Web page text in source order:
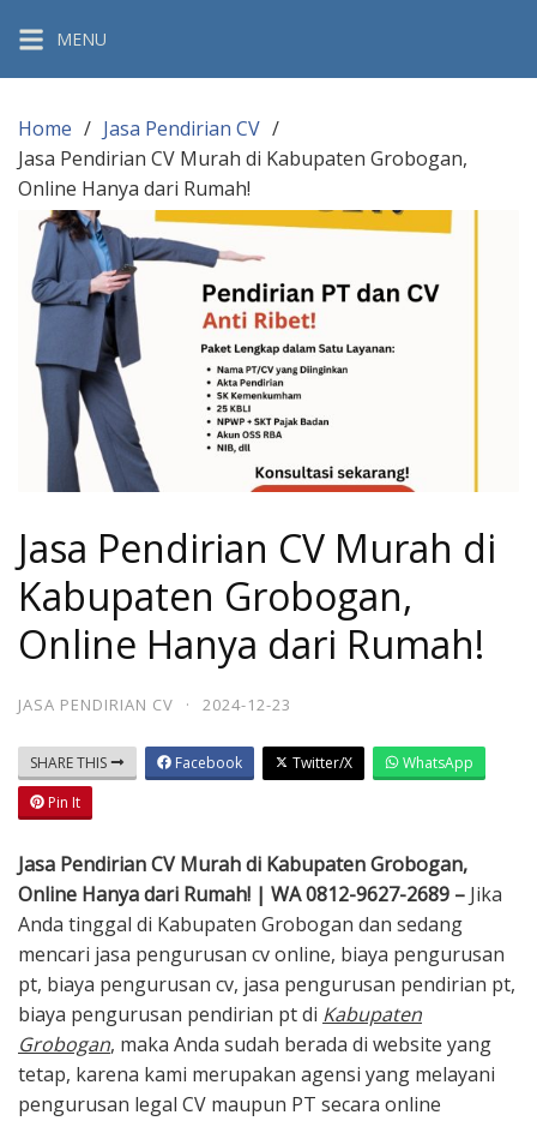
content
MENU
Home
Jasa Pendirian CV
Jasa Pendirian CV Murah di Kabupaten Grobogan,
Online Hanya dari Rumah!
Jasa Pendirian CV Murah di
Kabupaten Grobogan,
Online Hanya dari Rumah!
JASA PENDIRIAN CV · 2024-12-23
SHARE THIS Facebook Twitter/X
WhatsApp
Pin It
Jasa Pendirian CV Murah di Kabupaten Grobogan,
Online Hanya dari Rumah! | WA 0812-9627-2689 – Jika
Anda tinggal di Kabupaten Grobogan dan sedang
mencari jasa pengurusan cv online, biaya pengurusan
pt, biaya pengurusan cv, jasa pengurusan pendirian pt,
biaya pengurusan pendirian pt di Kabupaten
Grobogan, maka Anda sudah berada di website yang
tetap, karena kami merupakan agensi yang melayani
pengurusan legal CV maupun PT secara online